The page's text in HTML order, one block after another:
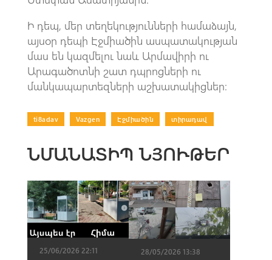
Ի դեպ, մեր տեղեկությունների համաձայն,
այսօր դեպի Էջմիածին ասպատակության
մաս են կազմելու նաև Արմավիրի ու
Արագածոտնի շատ դպրոցների ու
մանկապարտեզների աշխատակիցներ։
ti8adav Vazgen Էջմիածին տիրադավ
ՆՄԱՆԱՏԻՊ ՆՅՈՒԹԵՐ
25/06/2026 22:11
28/05/2026 13:38